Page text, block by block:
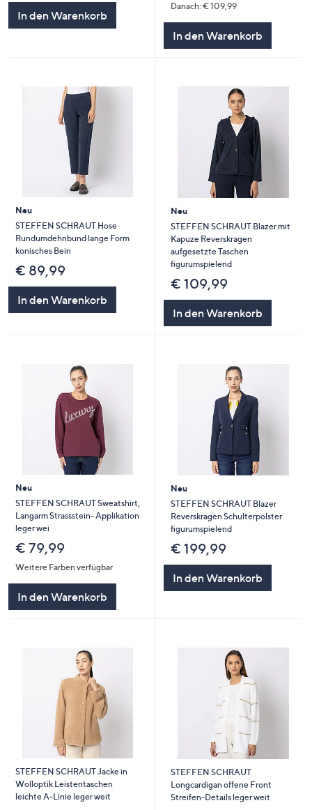
In den Warenkorb
Danach: € 109,99
In den Warenkorb
Neu
STEFFEN SCHRAUT Hose
Rundumdehnbund lange Form
konisches Bein
€ 89,99
In den Warenkorb
Neu
STEFFEN SCHRAUT Blazer mit
Kapuze Reverskragen
aufgesetzte Taschen
figurumspielend
€ 109,99
In den Warenkorb
Neu
STEFFEN SCHRAUT Sweatshirt,
Langarm Strassstein- Applikation
leger wei
€ 79,99
Weitere Farben verfügbar
In den Warenkorb
Neu
STEFFEN SCHRAUT Blazer
Reverskragen Schulterpolster
figurumspielend
€ 199,99
In den Warenkorb
STEFFEN SCHRAUT Jacke in
Wolloptik Leistentaschen
leichte A-Linie leger weit
STEFFEN SCHRAUT
Longcardigan offene Front
Streifen-Details leger weit